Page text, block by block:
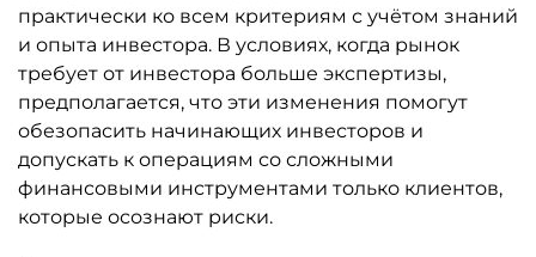
практически ко всем критериям с учётом знаний
и опыта инвестора. В условиях, когда рынок
требует от инвестора больше экспертизы,
предполагается, что эти изменения помогут
обезопасить начинающих инвесторов и
допускать к операциям со сложными
финансовыми инструментами только клиентов,
которые осознают риски.